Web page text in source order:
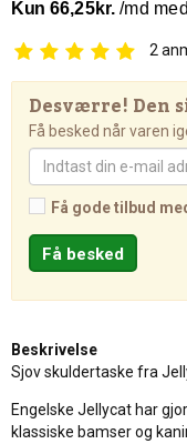
2
Desværre! Den
Få besked når varen
Få gode tilbud
Beskrivelse
Sjov skuldertaske fra
Engelske Jellycat har
klassiske bamser og